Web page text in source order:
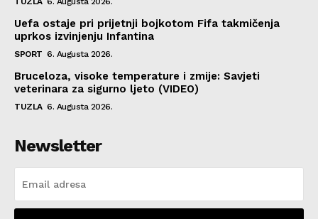
Uefa ostaje pri prijetnji bojkotom Fifa takmičenja
uprkos izvinjenju Infantina
SPORT 6. Augusta 2026.
Bruceloza, visoke temperature i zmije: Savjeti
veterinara za sigurno ljeto (VIDEO)
TUZLA 6. Augusta 2026.
Newsletter